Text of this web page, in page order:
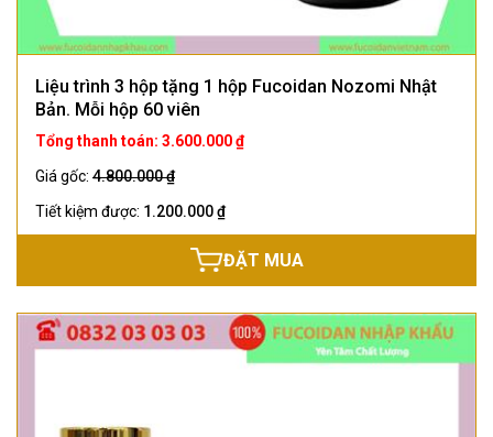
Liệu trình 3 hộp tặng 1 hộp Fucoidan Nozomi Nhật
Bản. Mỗi hộp 60 viên
Tổng thanh toán: 3.600.000 ₫
Giá gốc: 4.800.000 ₫
Tiết kiệm được: 1.200.000 ₫
ĐẶT MUA